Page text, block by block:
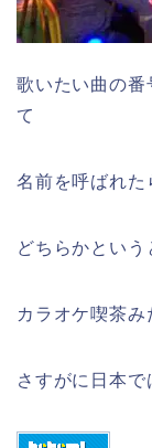
歌いたい曲の番
て
名前を呼ばれた
どちらかとい
カラオケ喫茶み
さすがに日本で